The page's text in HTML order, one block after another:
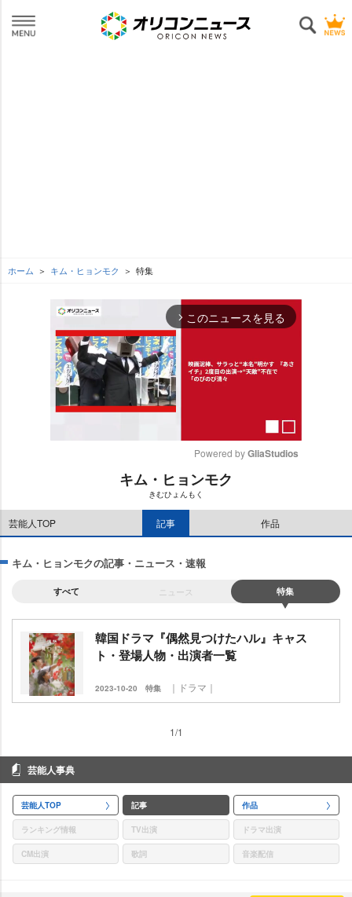
ホーム キム・ヒョンモク 特集
arrow_forward_ios このニュースを見る
Powered by GliaStudios
キム・ヒョンモク
きむひょんもく
芸能人TOP 記事 作品
キム・ヒョンモクの記事・ニュース・速報
すべて ニュース 特集
韓国ドラマ『偶然見つけたハル』キャス
ト・登場人物・出演者一覧
2023-10-20 特集 ｜ドラマ｜
1/1
芸能人事典
芸能人TOP 記事 作品
ランキング情報 TV出演 ドラマ出演
CM出演 歌詞 音楽配信